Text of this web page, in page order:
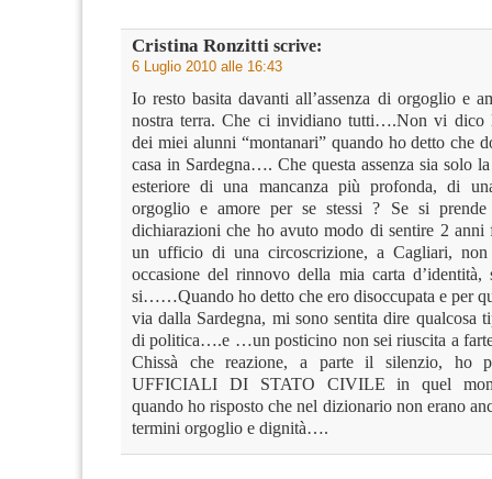
Cristina Ronzitti scrive:
6 Luglio 2010 alle 16:43
Io resto basita davanti all’assenza di orgoglio e
nostra terra. Che ci invidiano tutti….Non vi dico
dei miei alunni “montanari” quando ho detto che
casa in Sardegna…. Che questa assenza sia solo
esteriore di una mancanza più profonda, di
orgoglio e amore per se stessi ? Se si
dichiarazioni che ho avuto modo di sentire 2 anni
un ufficio di una circoscrizione, a Cagliari,
occasione del rinnovo della mia carta d’identità,
si……Quando ho detto che ero disoccupata e per
via dalla Sardegna, mi sono sentita dire qualcosa
di politica….e …un posticino non sei riuscita a
Chissà che reazione, a parte il silenzio, ho
UFFICIALI DI STATO CIVILE in quel
quando ho risposto che nel dizionario non erano
termini orgoglio e dignità….